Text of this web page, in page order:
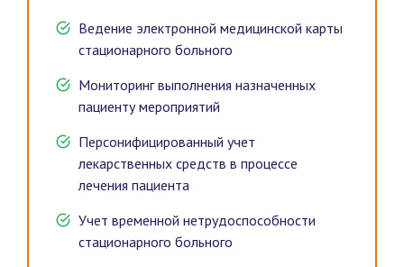
Ведение электронной медицинской карты
стационарного больного
Мониторинг выполнения назначенных
пациенту мероприятий
Персонифицированный учет
лекарственных средств в процессе
лечения пациента
Учет временной нетрудоспособности
стационарного больного